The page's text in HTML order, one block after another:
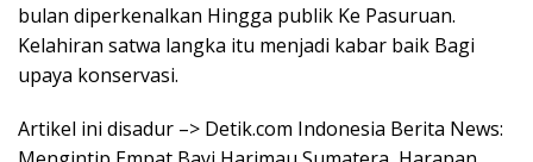
bulan diperkenalkan Hingga publik Ke Pasuruan.
Kelahiran satwa langka itu menjadi kabar baik Bagi
upaya konservasi.
Artikel ini disadur –> Detik.com Indonesia Berita News: